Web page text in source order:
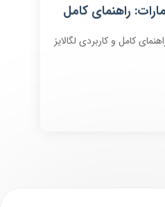
راهنمای کامل
کامل و کاربردی لگالایز